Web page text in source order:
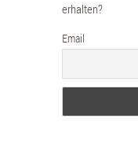
erhalten?
Email